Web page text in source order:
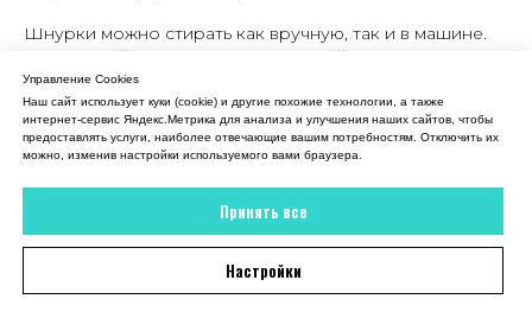
Шнурки можно стирать как вручную, так и в машине.
При ручной стирке натрите их хозяйственным мылом и
оставьте на 15 минут, после чего тщательно
прополощите. Если предпочитаете машинную стирку,
поместите шнурки в мешок для деликатного белья,
выберите режим 30°C и используйте мягкое моющее
Если шнурки белые и успели потемнеть, в воду можно
добавить немного отбеливателя – это вернёт им
Управление Cookies
Наш сайт использует куки (cookie) и другие похожие технологии, а также
интернет-сервис Яндекс.Метрика для анализа и улучшения наших сайтов, чтобы
предоставлять услуги, наиболее отвечающие вашим потребностям. Отключить их
можно, изменив настройки используемого вами браузера.
Принять все
Настройки